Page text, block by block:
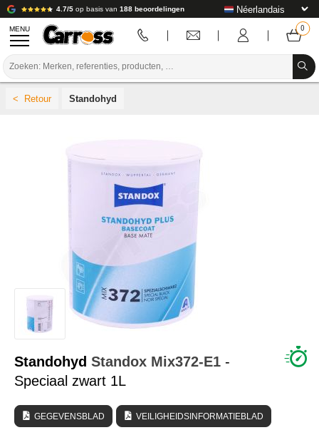
4.7/5 op basis van 188 beoordelingen
MENU
VOORBEREIDING / VERVEN / AFWERKING
VERBRUIKSARTIKELEN VOOR CARROSSERIE
GEREEDSCHAP VOOR CARROSSERIE
UITRUSTING VOOR CARROSSERIE
LABORATORIUMINSTALLATIE
HANDLEIDING & ADVIES
Standohyd
Standohyd Standox Mix372-E1 -
Speciaal zwart 1L
GEGEVENSBLAD
VEILIGHEIDSINFORMATIEBLAD